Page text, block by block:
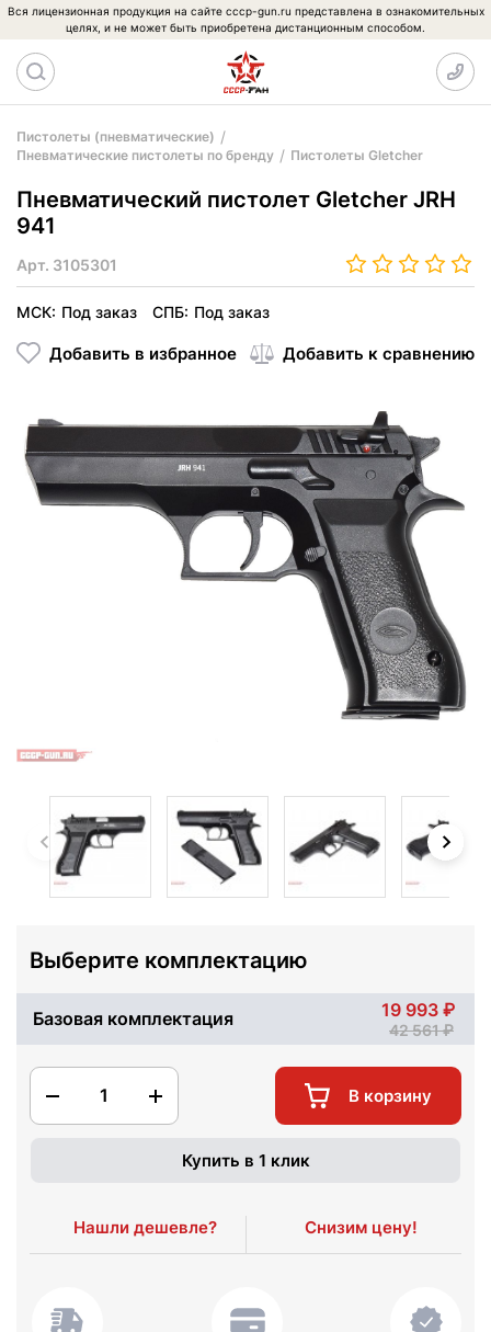
Вся лицензионная продукция на сайте cccp-gun.ru представлена в ознакомительных
целях, и не может быть приобретена дистанционным способом.
Пистолеты (пневматические)
Пневматические пистолеты по бренду
Пистолеты Gletcher
Пневматический пистолет Gletcher JRH
941
Арт. 3105301
МСК: Под заказ СПБ: Под заказ
Добавить в избранное Добавить к сравнению
Выберите комплектацию
Базовая комплектация 19 993
42 561
1 В корзину
Купить в 1 клик
Нашли дешевле? Снизим цену!